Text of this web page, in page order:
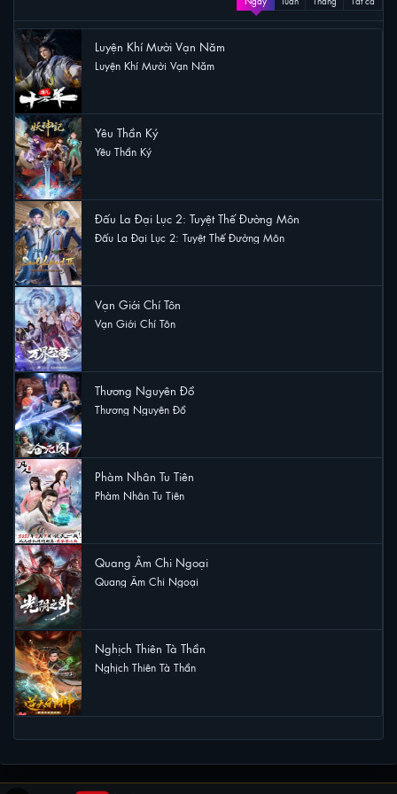
Luyện Khí Mười Vạn Năm
Luyện Khí Mười Vạn Năm
Yêu Thần Ký
Yêu Thần Ký
Đấu La Đại Lục 2: Tuyệt Thế Đường Môn
Đấu La Đại Lục 2: Tuyệt Thế Đường Môn
Vạn Giới Chí Tôn
Vạn Giới Chí Tôn
Thương Nguyên Đồ
Thương Nguyên Đồ
Phàm Nhân Tu Tiên
Phàm Nhân Tu Tiên
Quang Âm Chi Ngoại
Quang Âm Chi Ngoại
Nghịch Thiên Tà Thần
Nghịch Thiên Tà Thần